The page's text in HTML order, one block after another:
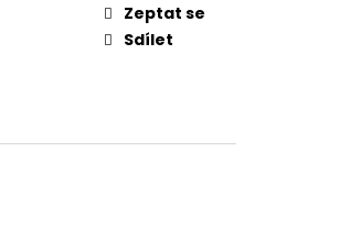
Zeptat se
Sdílet